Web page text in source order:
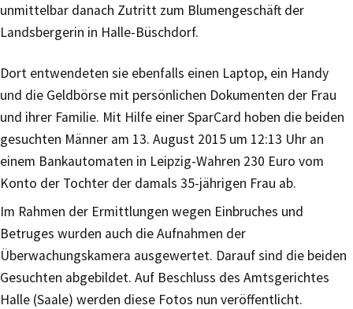
unmittelbar danach Zutritt zum Blumengeschäft der
Landsbergerin in Halle-Büschdorf.
Dort entwendeten sie ebenfalls einen Laptop, ein Handy
und die Geldbörse mit persönlichen Dokumenten der Frau
und ihrer Familie. Mit Hilfe einer SparCard hoben die beiden
gesuchten Männer am 13. August 2015 um 12:13 Uhr an
einem Bankautomaten in Leipzig-Wahren 230 Euro vom
Konto der Tochter der damals 35-jährigen Frau ab.
Im Rahmen der Ermittlungen wegen Einbruches und
Betruges wurden auch die Aufnahmen der
Überwachungskamera ausgewertet. Darauf sind die beiden
Gesuchten abgebildet. Auf Beschluss des Amtsgerichtes
Halle (Saale) werden diese Fotos nun veröffentlicht.